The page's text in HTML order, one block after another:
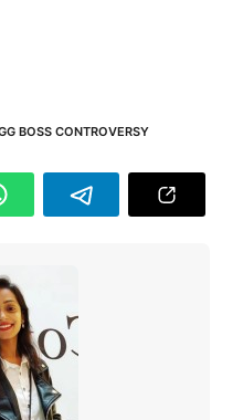
BOSS CONTROVERSY